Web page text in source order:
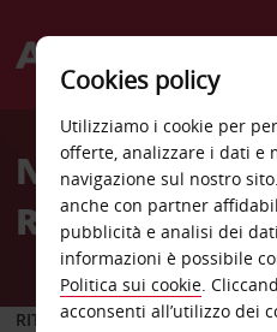
Welcome
AvisNoleggio
Route 22 East
RITIRO DA
Cookies policy
Utilizziamo i cookie per
offerte, analizzare i dati e
navigazione sul nostro
anche con partner
pubblicità e analisi dei
informazioni è possibile
Politica sui cookie.
acconsenti all’utilizzo dei